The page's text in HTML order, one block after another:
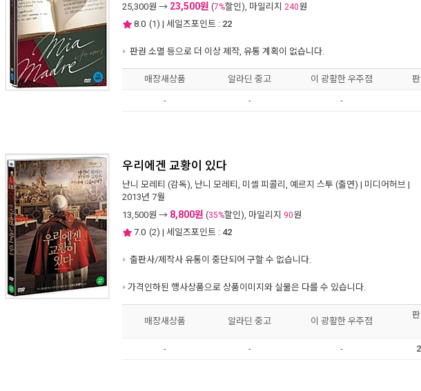
25,300원 → 23,500원 (7%할인), 마일리지 240원
8.0 (1) | 세일즈포인트 : 22
판권 소멸 등으로 더 이상 제작, 유통 계획이 없습니다.
매장새상품 알라딘 중고 이 광활한 우주점
- - -
우리에겐 교황이 있다
난니 모레티 (감독), 난니 모레티 , 미셸 피콜리 , 예르지 스투 (출연) | 미디어허브 |
2013년 7월
13,500원 → 8,800원 (35%할인), 마일리지 90원
7.0 (2) | 세일즈포인트 : 42
출판사/제작사 유통이 중단되어 구할 수 없습니다.
가격인하된 행사상품으로 상품이미지와 실물은 다를 수 있습니다.
매장새상품 알라딘 중고 이 광활한 우주점
- - -